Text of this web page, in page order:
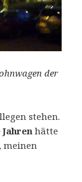
der
stehen.
hätte
meinen